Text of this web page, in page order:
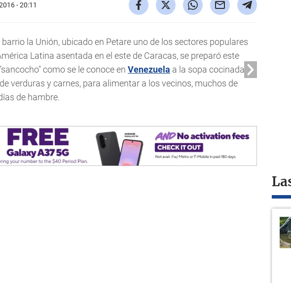
- 20:11
barrio la Unión, ubicado en Petare uno de los sectores populares
Latina asentada en el este de Caracas, se preparó este
como se le conoce en Venezuela a la sopa cocinada
verduras y carnes, para alimentar a los vecinos, muchos de
de hambre.